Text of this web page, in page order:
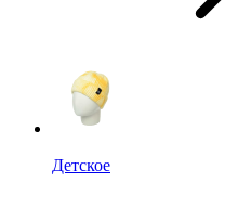
Детское